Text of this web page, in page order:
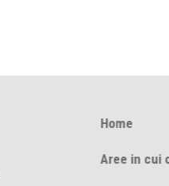
Home
Aree in